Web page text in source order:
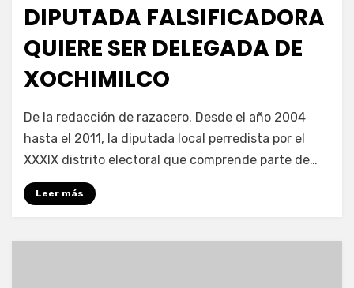
DIPUTADA FALSIFICADORA
QUIERE SER DELEGADA DE
XOCHIMILCO
por Enrique
De la redacción de razacero. Desde el año 2004
hasta el 2011, la diputada local perredista por el
XXXIX distrito electoral que comprende parte de…
Leer más